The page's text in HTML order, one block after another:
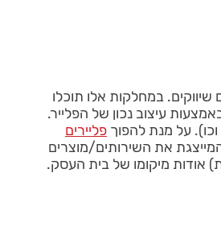
במחלקות אלו תוכלו
עיצוב נכון של הפלייר.
פליירים
את השירותים/מוצרים
אודות מיקומו של בית העסק.